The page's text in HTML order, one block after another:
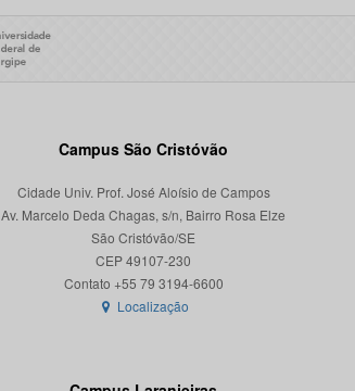
Campus São Cristóvão
Cidade Univ. Prof. José Aloísio de Campos
Av. Marcelo Deda Chagas, s/n, Bairro Rosa Elze
São Cristóvão/SE
CEP 49107-230
Localização